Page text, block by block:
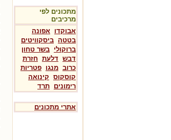
מתכונים לפי
מרכיבים
אבוקדו אפונה
בטטה ביסקוויטים
ברוקולי בשר טחון
דבש דלעת חזרת
כרוב מנגו פטריות
קוסקוס קינואה
רימונים תרד
אתרי מתכונים